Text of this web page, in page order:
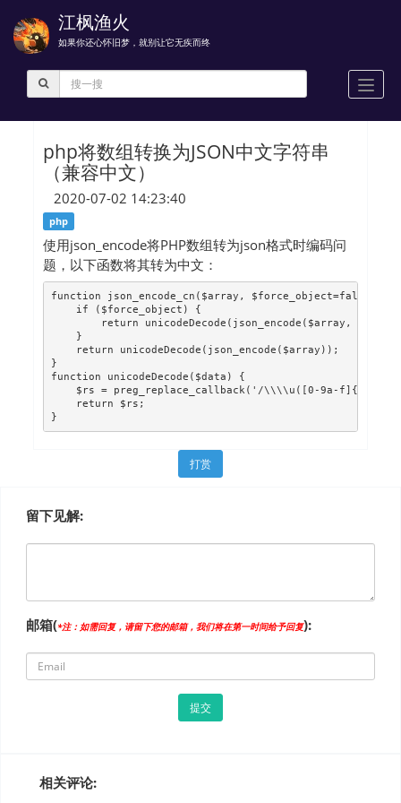
江枫渔火
如果你还心怀旧梦，就别让它无疾而终
php将数组转换为JSON中文字符串
（兼容中文）
2020-07-02 14:23:40
php
使用json_encode将PHP数组转为json格式时编码问
题，以下函数将其转为中文：
function json_encode_cn($array, $force_object=false) {
if ($force_object) {
return unicodeDecode(json_encode($array,
}
return unicodeDecode(json_encode($array));
}
function unicodeDecode($data) {
$rs = preg_replace_callback('/\\\\u([0-9a-f]{4})/i',
return $rs;
}
打赏
留下见解:
邮箱(*注：如需回复，请留下您的邮箱，我们将在第一时间给予回复):
相关评论: